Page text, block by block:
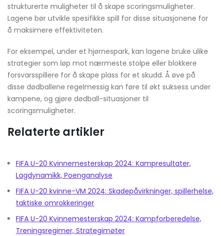
strukturerte muligheter til å skape scoringsmuligheter.
Lagene bør utvikle spesifikke spill for disse situasjonene for
å maksimere effektiviteten.
For eksempel, under et hjørnespark, kan lagene bruke ulike
strategier som løp mot nærmeste stolpe eller blokkere
forsvarsspillere for å skape plass for et skudd. Å øve på
disse dødballene regelmessig kan føre til økt suksess under
kampene, og gjøre dødball-situasjoner til
scoringsmuligheter.
Relaterte artikler
FIFA U-20 Kvinnemesterskap 2024: Kampresultater,
Lagdynamikk, Poenganalyse
FIFA U-20 kvinne-VM 2024: Skadepåvirkninger, spillerhelse,
taktiske omrokkeringer
FIFA U-20 Kvinnemesterskap 2024: Kampforberedelse,
Treningsregimer, Strategimøter